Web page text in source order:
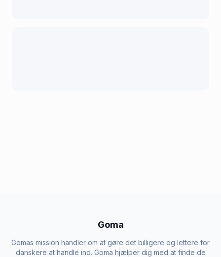
Goma
Gomas mission handler om at gøre det billigere og lettere for
danskere at handle ind. Goma hjælper dig med at finde de